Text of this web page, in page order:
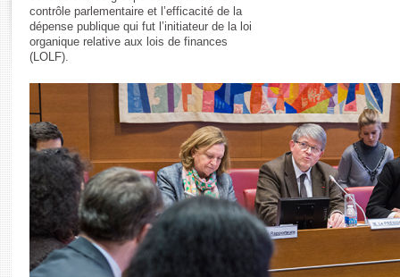
Rapports d'enquête
Rapports législatifs
Rapports sur l'application des lois
Dossiers législatifs
Budget et sécurité sociale
Questions écrites et orales
Comptes rendus des débats
contrôle parlementaire et l’efficacité de la
dépense publique qui fut l’initiateur de la loi
organique relative aux lois de finances
(LOLF).